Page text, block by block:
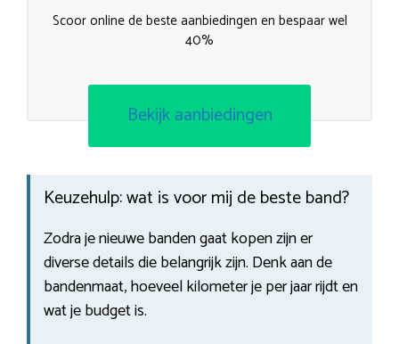
Scoor online de beste aanbiedingen en bespaar wel
40%
Bekijk aanbiedingen
Keuzehulp: wat is voor mij de beste band?
Zodra je nieuwe banden gaat kopen zijn er
diverse details die belangrijk zijn. Denk aan de
bandenmaat, hoeveel kilometer je per jaar rijdt en
wat je budget is.